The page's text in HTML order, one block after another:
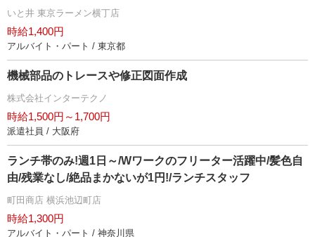
いと井 東京ラーメン横丁店
時給1,400円
アルバイト・パート / 東京都
機械部品のトレースや修正図面作成
株式会社インターテクノ
時給1,500円～1,700円
派遣社員 / 大阪府
ランチ帯のみ!週1日～/Wワークのフリーター活躍中/髪色自
由/残業なし/絶品まかないが1円!/ランチスタッフ
町田商店 横浜池辺町店
時給1,300円
アルバイト・パート / 神奈川県